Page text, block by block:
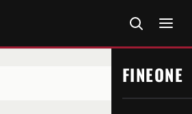
FINEONE